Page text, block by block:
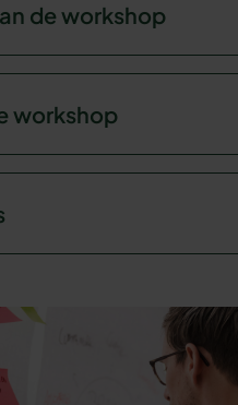
de workshop
workshop